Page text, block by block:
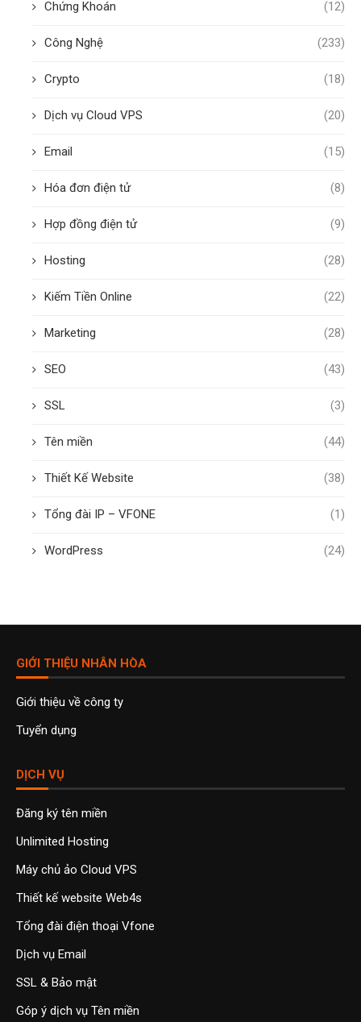
Chứng Khoán (12)
Công Nghệ (233)
Crypto (18)
Dịch vụ Cloud VPS (20)
Email (15)
Hóa đơn điện tử (8)
Hợp đồng điện tử (9)
Hosting (28)
Kiếm Tiền Online (22)
Marketing (28)
SEO (43)
SSL (3)
Tên miền (44)
Thiết Kế Website (38)
Tổng đài IP – VFONE (1)
WordPress (24)
GIỚI THIỆU NHÂN HÒA
Giới thiệu về công ty
Tuyển dụng
DỊCH VỤ
Đăng ký tên miền
Unlimited Hosting
Máy chủ ảo Cloud VPS
Thiết kế website Web4s
Tổng đài điện thoại Vfone
Dịch vụ Email
SSL & Bảo mật
Góp ý dịch vụ Tên miền